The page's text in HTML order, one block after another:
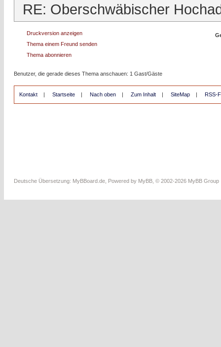
RE: Oberschwäbischer
Druckversion anzeigen
Thema einem Freund senden
Thema abonnieren
Benutzer, die gerade dieses Thema anschauen: 1 Gast/Gäste
Kontakt | Startseite | Nach oben | Zum Inhalt | SiteMap | RSS-
Deutsche Übersetzung: MyBBoard.de , Powered by MyBB , © 2002-2026 MyBB Group